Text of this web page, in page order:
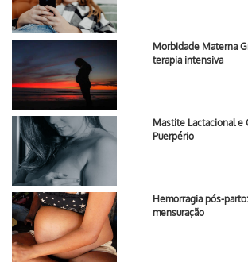
Morbidade Materna
terapia intensiva
Mastite Lactacional e
Puerpério
Hemorragia pós-
mensuração